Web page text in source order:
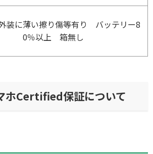
装に薄い擦り傷等有り バッテリー8
0％以上 箱無し
ホCertified保証について